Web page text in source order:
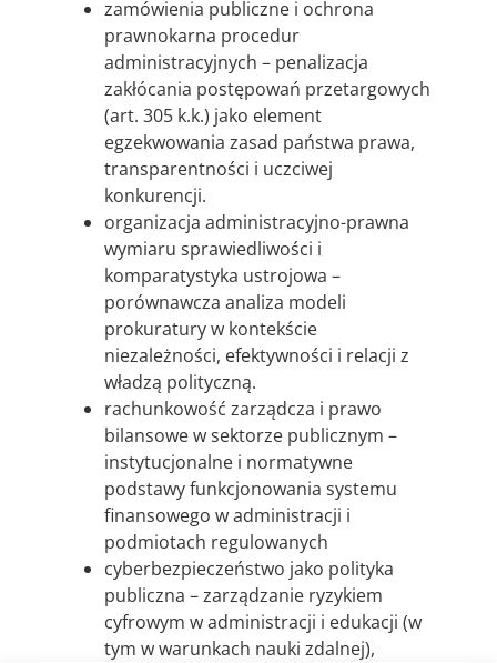
zamówienia publiczne i ochrona
prawnokarna procedur
administracyjnych – penalizacja
zakłócania postępowań przetargowych
(art. 305 k.k.) jako element
egzekwowania zasad państwa prawa,
transparentności i uczciwej
konkurencji.
organizacja administracyjno-prawna
wymiaru sprawiedliwości i
komparatystyka ustrojowa –
porównawcza analiza modeli
prokuratury w kontekście
niezależności, efektywności i relacji z
władzą polityczną.
rachunkowość zarządcza i prawo
bilansowe w sektorze publicznym –
instytucjonalne i normatywne
podstawy funkcjonowania systemu
finansowego w administracji i
podmiotach regulowanych
cyberbezpieczeństwo jako polityka
publiczna – zarządzanie ryzykiem
cyfrowym w administracji i edukacji (w
tym w warunkach nauki zdalnej),